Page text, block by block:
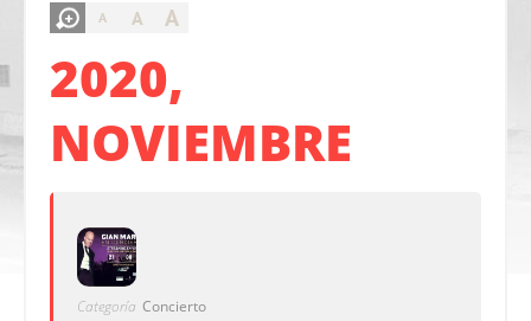
A A A
2020,
NOVIEMBRE
Categoría Concierto